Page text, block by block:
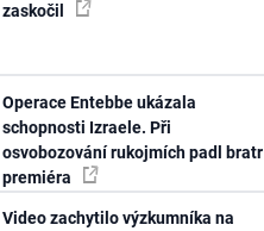
zaskočil
Operace Entebbe ukázala
schopnosti Izraele. Při
osvobozování rukojmích padl bratr
premiéra
Video zachytilo výzkumníka na